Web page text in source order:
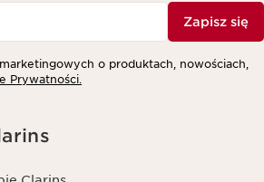
Zapisz się
o produktach, nowościach,
Prywatności.